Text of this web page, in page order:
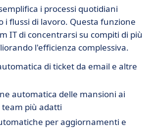
i processi quotidiani
i flussi di lavoro. Questa funzione
IT di concentrarsi su compiti di più
l'efficienza complessiva.
di ticket da email e altre
automatica delle mansioni ai
più adatti
per aggiornamenti e